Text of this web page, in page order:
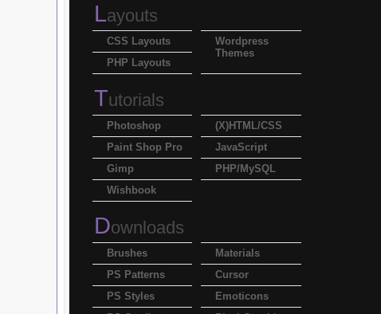
Layouts
Wordpress
Themes
CSS Layouts
PHP Layouts
Tutorials
(X)HTML/CSS
JavaScript
PHP/MySQL
Photoshop
Paint Shop Pro
Gimp
Wishbook
Downloads
Materials
Cursor
Emoticons
Brushes
PS Patterns
PS Styles